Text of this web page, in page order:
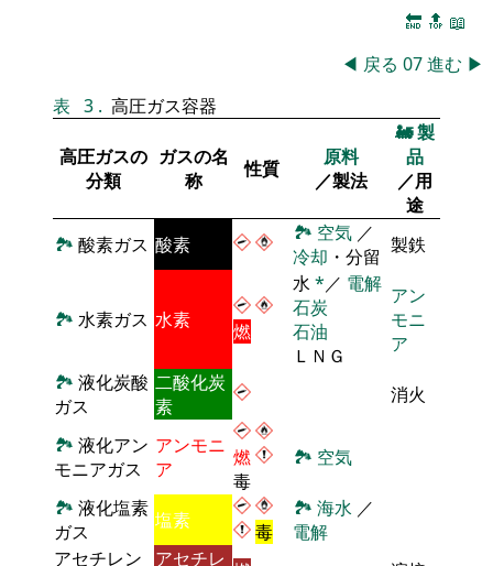
🔚 🔝 📖
◀ 戻る 07進む ▶
表 3 . 高圧ガス容器
高圧ガスの
分類
ガスの名
称
性質
原料
／製法
🚂製
品
／用
途
🏞 酸素ガス 酸素 🏞 空気 ／
冷却 ・分留 製鉄
🏞 水素ガス 水素 燃
水 *／ 電解
石炭
石油
ＬＮＧ
アン
モニ
ア
🏞 液化炭酸
ガス
二酸化炭
素
消火
🏞 液化アン
モニアガス
アンモニ
ア
燃
毒
🏞 空気
🏞 液化塩素
ガス
塩素 毒
🏞 海水 ／
電解
アセチレン
アセチレ